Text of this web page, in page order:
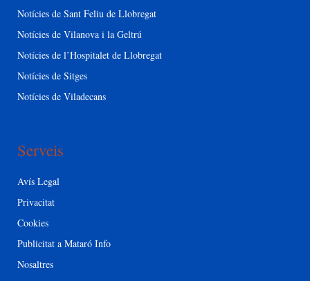
Notícies de Sant Feliu de Llobregat
Notícies de Vilanova i la Geltrú
Notícies de l’Hospitalet de Llobregat
Notícies de Sitges
Notícies de Viladecans
Serveis
Avís Legal
Privacitat
Cookies
Publicitat a Mataró Info
Nosaltres